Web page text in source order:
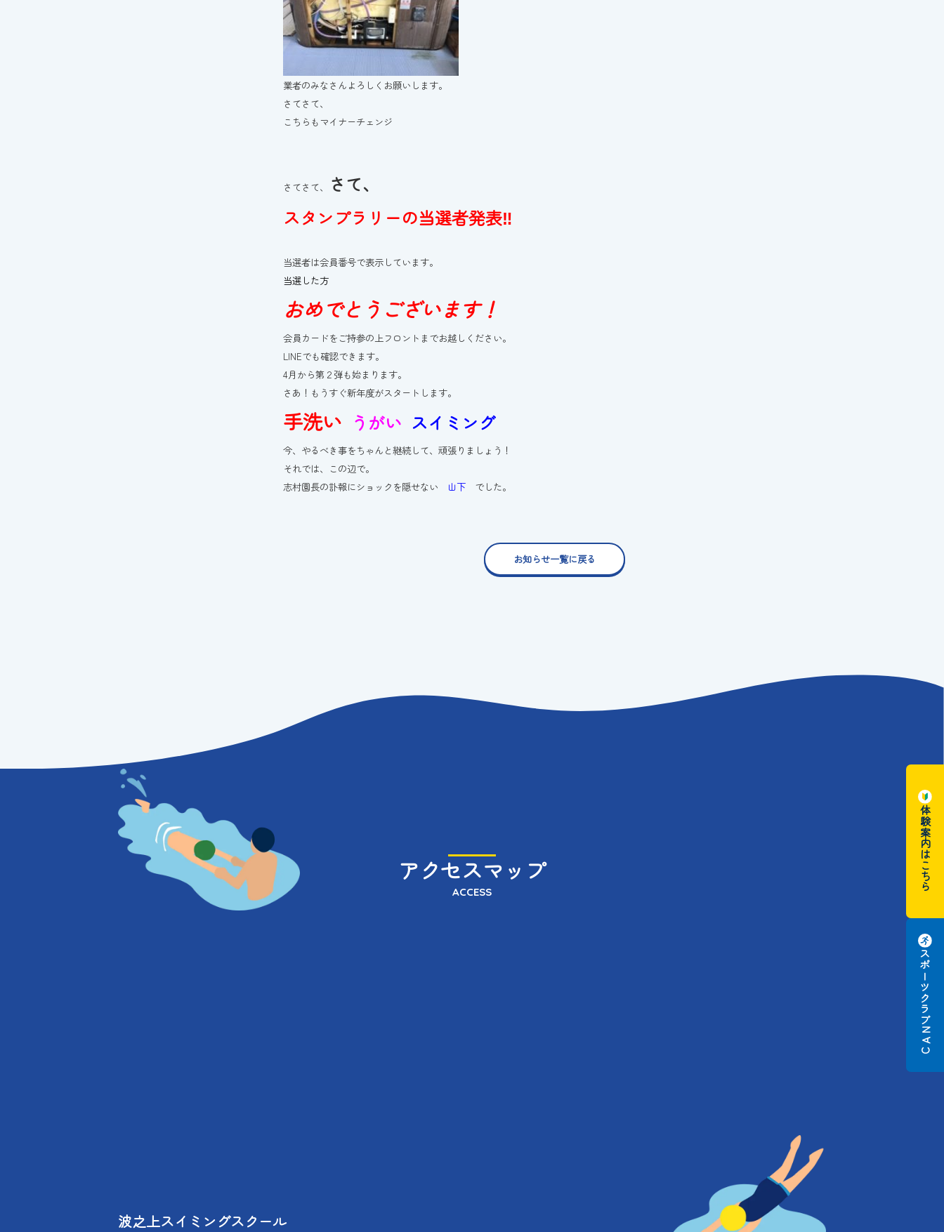
業者のみなさんよろしくお願いします。
さてさて、
こちらもマイナーチェンジ
さてさて、
さて、
スタンプラリーの当選者発表‼
当選者は会員番号で表示しています。
当選した方
おめでとうございます！
会員カードをご持参の上フロントまでお越しください。
LINEでも確認できます。
4月から第２弾も始まります。
さあ！もうすぐ新年度がスタートします。
手洗い うがい スイミング
今、やるべき事をちゃんと継続して、頑張りましょう！
それでは、この辺で。
志村園長の訃報にショックを隠せない 山下 でした。
お知らせ一覧に戻る
アクセスマップ
ACCESS
波之上スイミングスクール
体験案内はこちら
スポーツクラブ
N
A
C